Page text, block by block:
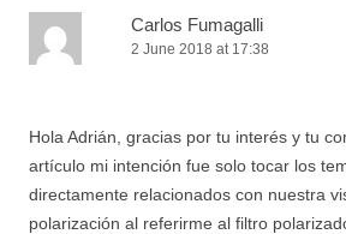
Carlos Fumagalli
2 June 2018 at 17:38
Hola Adrián, gracias por tu interés y tu
artículo mi intención fue solo tocar los
directamente relacionados con nuestra
polarización al referirme al filtro